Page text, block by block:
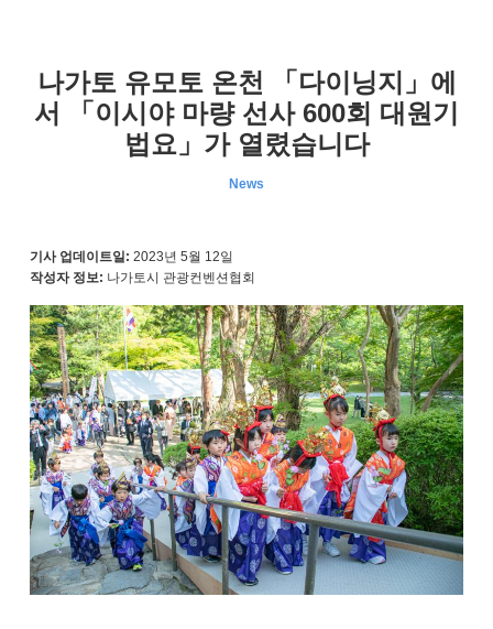
나가토 유모토 온천 「다이닝지」에
서 「이시야 마량 선사 600회 대원기
법요」가 열렸습니다
News
기사 업데이트일: 2023년 5월 12일
작성자 정보: 나가토시 관광컨벤션협회